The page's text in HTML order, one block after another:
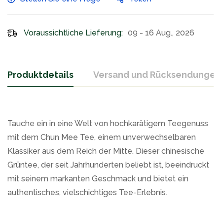
Voraussichtliche Lieferung: 09 - 16 Aug., 2026
Produktdetails Versand und Rücksendungen
Tauche ein in eine Welt von hochkarätigem Teegenuss
mit dem Chun Mee Tee, einem unverwechselbaren
Klassiker aus dem Reich der Mitte. Dieser chinesische
Grüntee, der seit Jahrhunderten beliebt ist, beeindruckt
mit seinem markanten Geschmack und bietet ein
authentisches, vielschichtiges Tee-Erlebnis.